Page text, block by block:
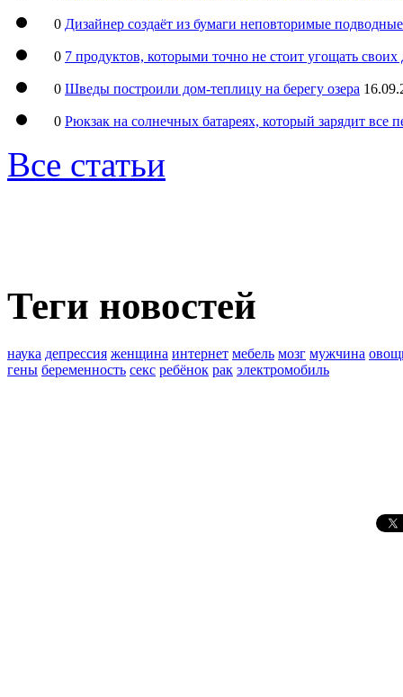
0 Дизайнер создаёт из бумаги неповторимые
0 7 продуктов, которыми точно не стоит угощать
0 Шведы построили дом-теплицу на берегу озера
0 Рюкзак на солнечных батареях, который зарядит все
Все статьи
Теги новостей
наука депрессия женщина интернет мебель мозг мужчина
гены беременность секс ребёнок рак электромобиль